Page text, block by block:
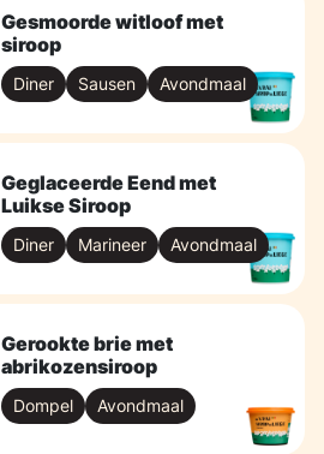
Gesmoorde witloof met
siroop
Diner Sausen Avondmaal
Geglaceerde Eend met
Luikse Siroop
Diner Marineer Avondmaal
Gerookte brie met
abrikozensiroop
Dompel Avondmaal